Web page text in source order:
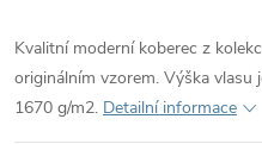
Kvalitní moderní koberec z
originálním vzorem. Výška
1670 g/m2. Detailní informace